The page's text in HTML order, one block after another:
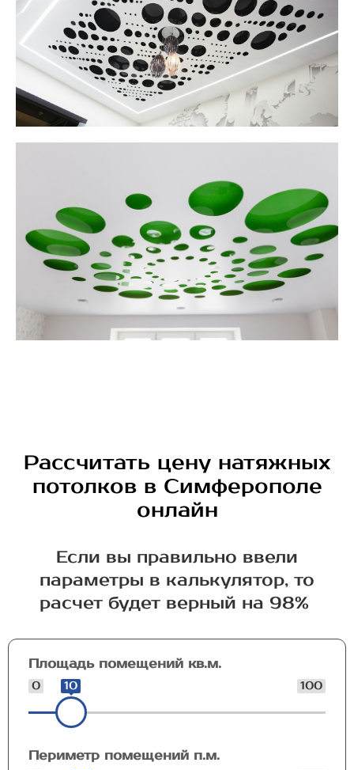
Рассчитать цену натяжных
потолков в Симферополе
онлайн
Если вы правильно ввели
параметры в калькулятор, то
расчет будет верный на 98%
Площадь помещений кв.м.
0 100
10
Периметр помещений п.м.